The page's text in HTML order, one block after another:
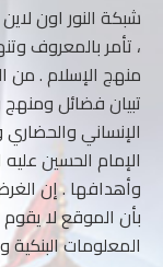
شبكة النور اون
، تأمر بالمعروف
منهج الإسلام . من
تبيان فضائل
الإنساني والحضاري
الإمام الحسين
وأهدافها . إن
بأن الموقع لا
المعلومات